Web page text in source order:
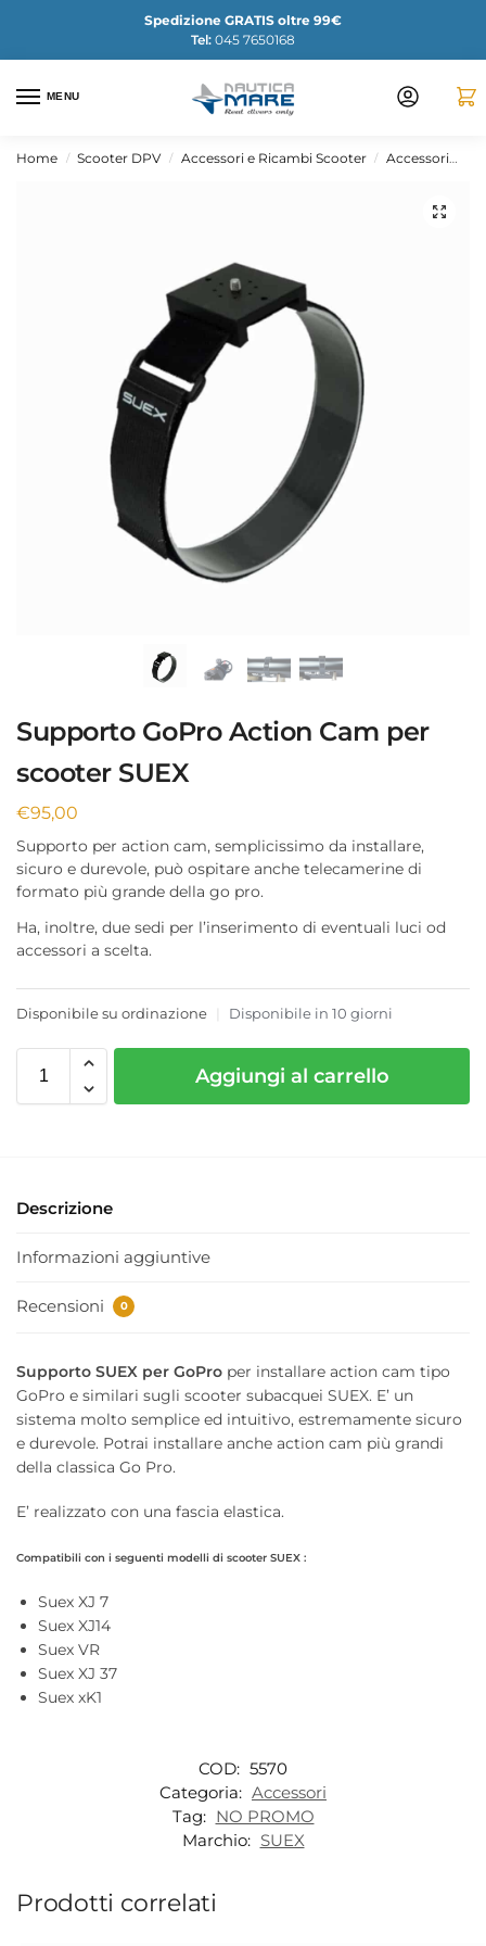
Spedizione GRATIS oltre 99€
Tel: 045 7650168
MENU
Home / Scooter DPV / Accessori e Ricambi Scooter / Accessori
Supporto GoPro Action Cam per
scooter SUEX
€95,00
Supporto per action cam, semplicissimo da installare,
sicuro e durevole, può ospitare anche telecamerine di
formato più grande della go pro.
Ha, inoltre, due sedi per l’inserimento di eventuali luci od
accessori a scelta.
Disponibile su ordinazione Disponibile in 10 giorni
Aggiungi al carrello
Descrizione
Informazioni aggiuntive
Recensioni 0
Supporto SUEX per GoPro per installare action cam tipo
GoPro e similari sugli scooter subacquei SUEX. E’ un
sistema molto semplice ed intuitivo, estremamente sicuro
e durevole. Potrai installare anche action cam più grandi
della classica Go Pro.
E’ realizzato con una fascia elastica.
Compatibili con i seguenti modelli di scooter SUEX :
Suex XJ 7
Suex XJ14
Suex VR
Suex XJ 37
Suex xK1
COD: 5570
Categoria: Accessori
Tag: NO PROMO
Marchio: SUEX
Prodotti correlati